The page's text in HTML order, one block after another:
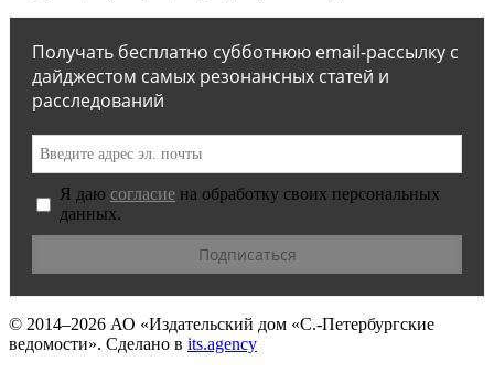
Получать бесплатно субботнюю email-рассылку с
дайджестом самых резонансных статей и
расследований
Я даю согласие на обработку своих персональных
данных.
© 2014–2026 АО «Издательский дом «С.-Петербургские
ведомости». Сделано в its.agency